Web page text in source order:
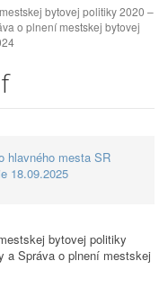
bytovej politiky 2020 –
o plnení mestskej bytovej
hlavného mesta SR
18.09.2025
bytovej politiky
a Správa o plnení mestskej